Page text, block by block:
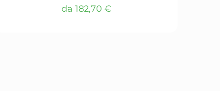
da 182,70 €